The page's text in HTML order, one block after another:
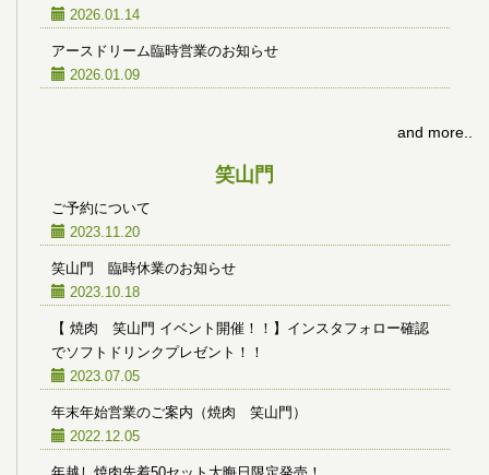
2026.01.14
アースドリーム臨時営業のお知らせ
2026.01.09
and more..
笑山門
ご予約について
2023.11.20
笑山門 臨時休業のお知らせ
2023.10.18
【 焼肉 笑山門 イベント開催！！】インスタフォロー確認
でソフトドリンクプレゼント！！
2023.07.05
年末年始営業のご案内（焼肉 笑山門）
2022.12.05